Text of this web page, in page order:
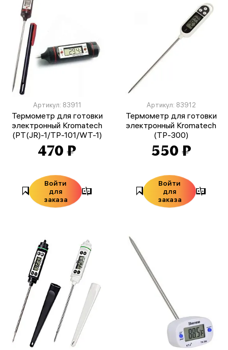
Артикул: 83911
Термометр для готовки
электронный Kromatech
(PT(JR)-1/TP-101/WT-1)
470 ₽
Войти
для
заказа
Артикул: 83912
Термометр для готовки
электронный Kromatech
(TP-300)
550 ₽
Войти
для
заказа